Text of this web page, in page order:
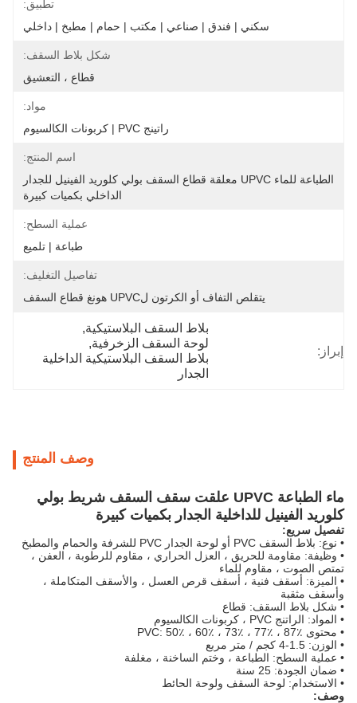
تطبيق:
سكني | فندق | صناعي | مكتب | حمام | مطبخ | داخلي
شكل بلاط السقف:
قطاع ، التعشيق
مواد:
راتينج PVC | كربونات الكالسيوم
اسم المنتج:
الطباعة للماء UPVC معلقة قطاع السقف بولي كلوريد الفينيل للجدار
الداخلي بكميات كبيرة
عملية السطح:
طباعة | تلميع
تفاصيل التغليف:
يتقلص التفاف أو الكرتون لUPVC هونغ قطاع السقف
إبراز:
بلاط السقف البلاستيكية,
لوحة السقف الزخرفية,
بلاط السقف البلاستيكية الداخلية
الجدار
وصف المنتج
ماء الطباعة UPVC علقت سقف السقف شريط بولي
كلوريد الفينيل للداخلية الجدار بكميات كبيرة
تفصيل سريع:
• نوع: بلاط السقف PVC أو لوحة الجدار PVC للشرفة والحمام والمطبخ
• وظيفة: مقاومة للحريق ، العزل الحراري ، مقاوم للرطوبة ، العفن ،
تمتص الصوت ، مقاوم للماء
• الميزة: أسقف فنية ، أسقف قرص العسل ، والأسقف المتكاملة ،
وأسقف مثقبة
• شكل بلاط السقف: قطاع
• المواد: الراتنج PVC ، كربونات الكالسيوم
• محتوى PVC: 50٪ ، 60٪ ، 73٪ ، 77٪ ، 87٪
• الوزن: 1.5-4 كجم / متر مربع
• عملية السطح: الطباعة ، وختم الساخنة ، مغلفة
• ضمان الجودة: 25 سنة
• الاستخدام: لوحة السقف ولوحة الحائط
وصف: